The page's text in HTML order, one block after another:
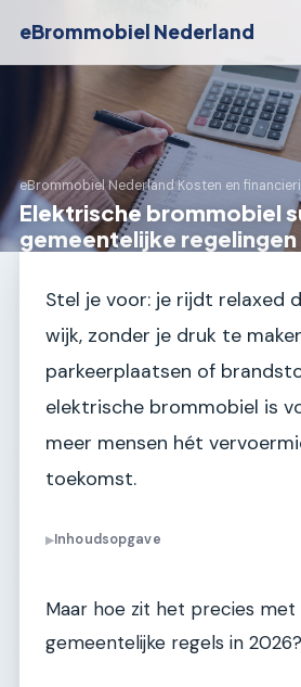
eBrommobiel Nederland
eBrommobiel Nederland›Kosten en
Elektrische brommobiel
gemeentelijke regelingen
Stel je voor: je rijdt relaxed
wijk, zonder je druk te
parkeerplaatsen of
elektrische brommobiel is
meer mensen hét
toekomst.
▶Inhoudsopgave
Maar hoe zit het precies met
gemeentelijke regels in 2026?